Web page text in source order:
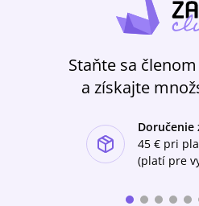
Staňte sa členom
a získajte
Doručenie
45 € pri
(platí pre